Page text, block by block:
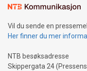
Vil du sende en
Her finner du mer
NTB besøksadresse
Skippergata 24